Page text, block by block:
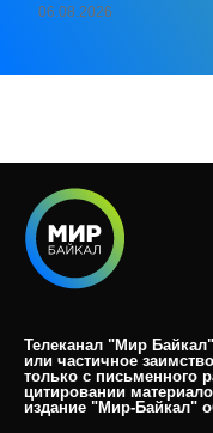
06.08.2026
Телеканал "Мир
или частичное
только с письменного
цитировании
издание "Мир-Байкал"